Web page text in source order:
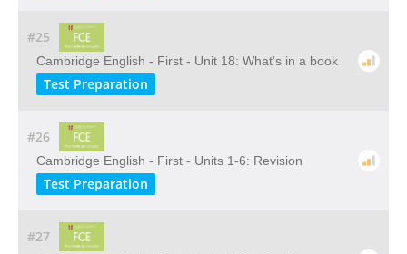
#25
Cambridge English - First - Unit 18: What's in a book
Test Preparation
#26
Cambridge English - First - Units 1-6: Revision
Test Preparation
#27